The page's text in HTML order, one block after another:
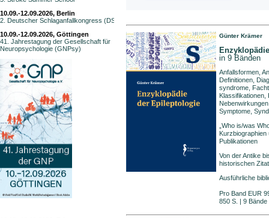
10.09.-12.09.2026, Berlin
2. Deutscher Schlaganfallkongress (DSG)
10.09.-12.09.2026, Göttingen
41. Jahrestagung der Gesellschaft für
Neuropsychologie (GNPsy)
Günter Krämer
in 9 Bänden
Anfallsformen,
Definitionen,
syndrome,
Klassifikationen,
Symptome,
„Who is/was
Kurzbiographien
Publikationen
Von der Antike
historischen
Ausführliche
Pro Band EUR
850 S. | 9